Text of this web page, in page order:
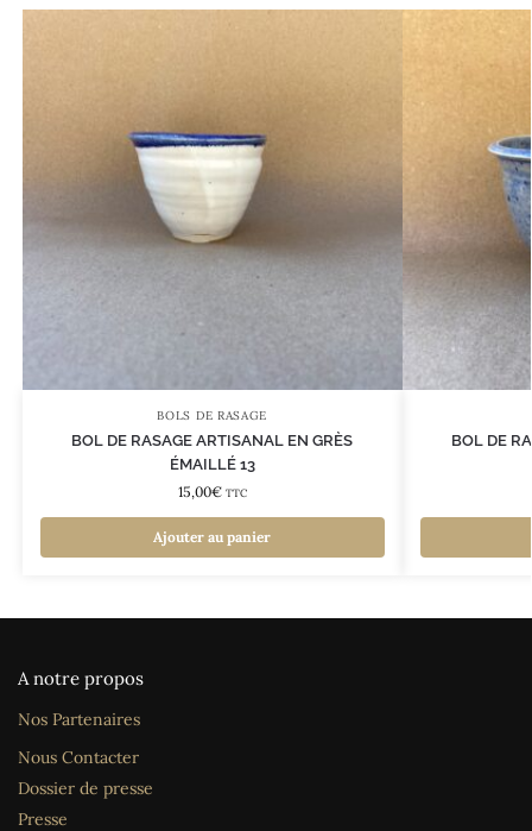
BOLS DE RASAGE
BOL DE RASAGE ARTISANAL EN GRÈS
ÉMAILLÉ 13
15,00€ TTC
Ajouter au panier
BOL DE
A notre propos
Nos Partenaires
Nous Contacter
Dossier de presse
Presse